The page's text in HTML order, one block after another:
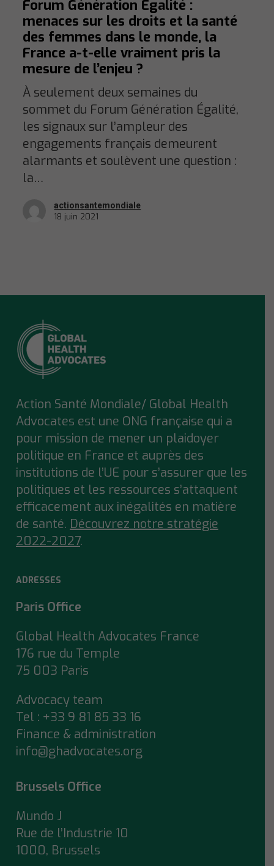
Forum Génération Égalité :
menaces sur les droits et la santé
des femmes dans le monde, la
France a-t-elle vraiment pris la
mesure de l’enjeu ?
À seulement deux semaines du
sommet du Forum Génération Égalité,
les signaux sur l’ampleur des
engagements français demeurent
alarmants et soulèvent une question :
la…
actionsantemondiale
18 juin 2021
Action Santé Mondiale/ Global Health
Advocates est une ONG française qui a
pour mission de mener un plaidoyer
politique en France et auprès des
institutions de l’UE pour s’assurer que les
politiques et les ressources s’attaquent
efficacement aux inégalités en matière
de santé. Découvrez notre stratégie
2022-2027.
ADRESSES
Paris Office
Global Health Advocates France
176 rue du Temple
75 003 Paris
Advocacy team
Tel : +33 9 81 85 33 16
Finance & administration
info@ghadvocates.org
Brussels Office
Mundo J
Rue de l’Industrie 10
1000, Brussels